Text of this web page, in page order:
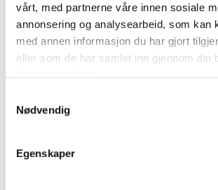
vårt, med partnerne våre innen sosiale
annonsering og analysearbeid, som kan
med annen informasjon du har gjort
eller som de har samlet inn gjennom din
Nødvendig
Egenskaper
Kategori: Tilbehør
Festebeslag B133K